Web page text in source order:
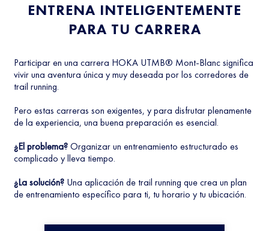
ENTRENA INTELIGENTEMENTE
PARA TU CARRERA
Participar en una carrera HOKA UTMB® Mont-Blanc significa
vivir una aventura única y muy deseada por los corredores de
trail running.
Pero estas carreras son exigentes, y para disfrutar plenamente
de la experiencia, una buena preparación es esencial.
¿El problema?Organizar un entrenamiento estructurado es
complicado y lleva tiempo.
¿La solución?Una aplicación de trail running que crea un plan
de entrenamiento específico para ti, tu horario y tu ubicación.